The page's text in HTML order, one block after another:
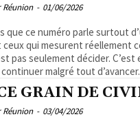
Réunion - 01/06/2026
que ce numéro parle surtout
qui mesurent réellement
pas seulement décider.
malgré tout
GRAIN DE
Réunion - 03/04/2026